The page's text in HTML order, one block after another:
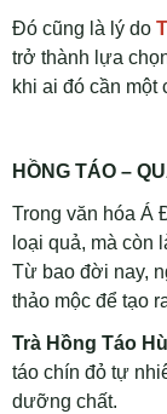
Đó cũng là lý do
trở thành lựa
khi ai đó cần một
HỒNG TÁO –
Trong văn hóa Á
loại quả, mà còn
Từ bao đời nay,
thảo mộc để tạo
Trà Hồng Táo
táo chín đỏ tự
dưỡng chất.